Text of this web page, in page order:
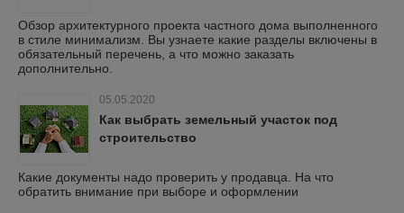
Обзор архитектурного проекта частного дома выполненного
в стиле минимализм. Вы узнаете какие разделы включены в
обязательный перечень, а что можно заказать
дополнительно.
05.05.2020
Как выбрать земельный участок под
строительство
Какие документы надо проверить у продавца. На что
обратить внимание при выборе и оформлении